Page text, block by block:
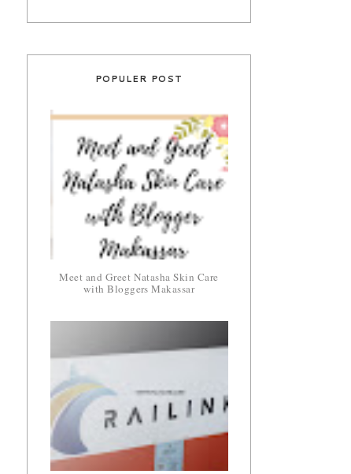
POPULER POST
Meet and Greet Natasha Skin Care
with Bloggers Makassar